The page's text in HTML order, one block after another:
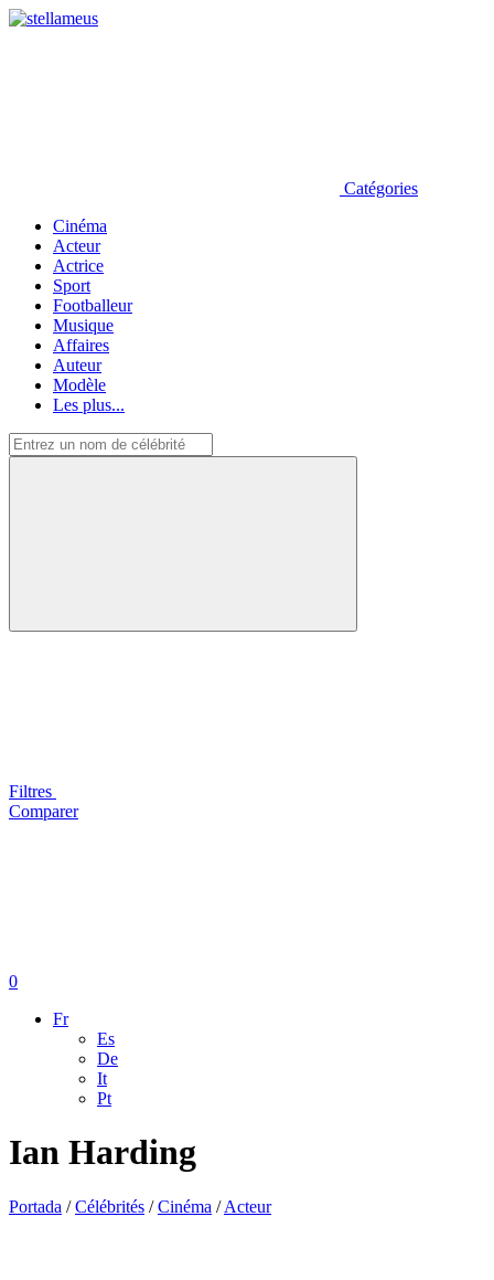
Catégories
Cinéma
Acteur
Actrice
Sport
Footballeur
Musique
Affaires
Auteur
Modèle
Les plus...
Filtres
Comparer
0
Fr
Es
De
It
Pt
Ian Harding
Portada /Célébrités /Cinéma /Acteur